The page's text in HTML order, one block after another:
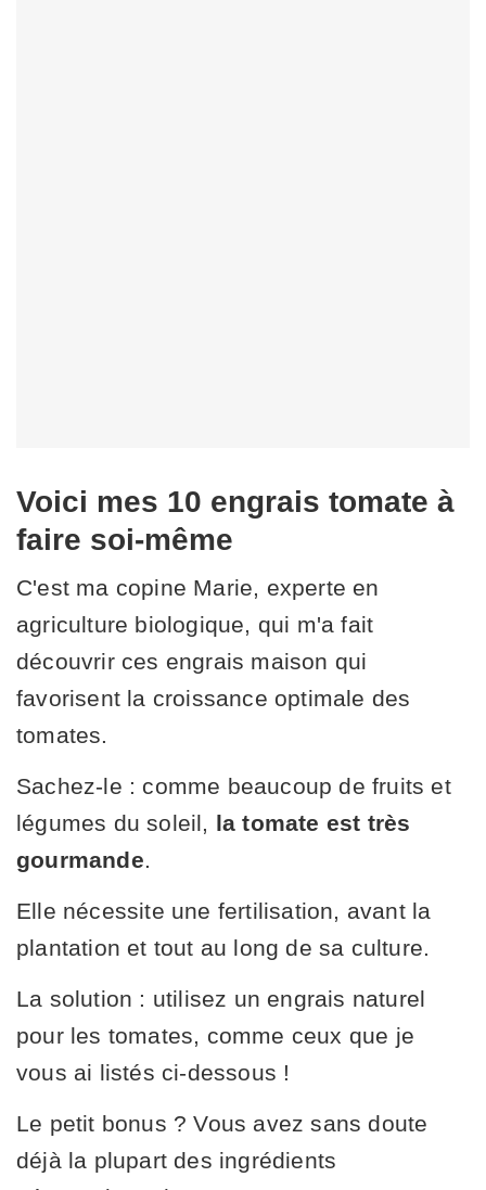
Voici mes 10 engrais tomate à
faire soi-même
C'est ma copine Marie, experte en
agriculture biologique, qui m'a fait
découvrir ces engrais maison qui
favorisent la croissance optimale des
tomates.
Sachez-le : comme beaucoup de fruits et
légumes du soleil, la tomate est très
gourmande
Elle nécessite une fertilisation, avant la
plantation et tout au long de sa culture.
La solution : utilisez un engrais naturel
pour les tomates, comme ceux que je
vous ai listés ci-dessous !
Le petit bonus ? Vous avez sans doute
déjà la plupart des ingrédients